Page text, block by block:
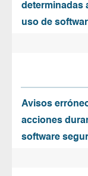
determinadas
uso de
Avisos
acciones
software